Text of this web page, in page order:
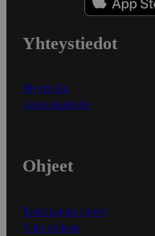
Yhteystiedot
Myymälät
Asiakaspalvelu
Ohjeet
Ensitilaajan ohjeet
Näin maksat